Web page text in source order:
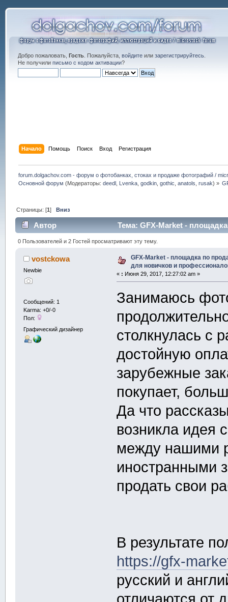
Добро пожаловать, Гость. Пожалуйста, войдитеили зарегистрируйтесь.
Не получили письмо с кодом активации?
Начало Помощь Поиск Вход Регистрация
forum.dolgachov.com - форум о фотобанках, стоках и продаже фотографий /
Основной форум (Модераторы:deedl Lvenka ,godkin ,gothic ,anatols ,rusak) »
Страницы: [1]Вниз
Автор
Тема: GFX-Market -
(Прочитано 27293 раз)
0 Пользователей и 2 Гостей просматривают эту тему.
vostckowa
Newbie
Сообщений: 1
Karma: +0/-0
Пол:
Графический дизайнер
GFX-Market - площадка по
для новичков и
« : Июня 29, 2017, 12:27:02 am »
Занимаюсь
столкнулась с
достойную
зарубежные
покупает,
Да что
возникла идея
между нашими
иностранными
продать свои
В результате
https://gfx-
русский и